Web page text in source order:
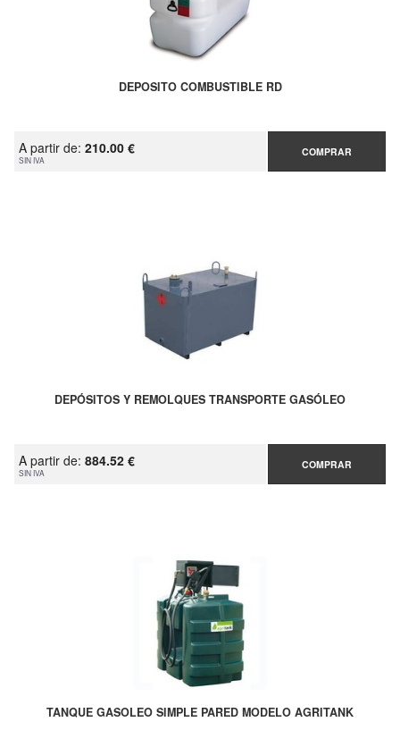
DEPOSITO COMBUSTIBLE RD
A partir de: 210.00 €
SIN IVA
COMPRAR
DEPÓSITOS Y REMOLQUES TRANSPORTE GASÓLEO
A partir de: 884.52 €
SIN IVA
COMPRAR
TANQUE GASOLEO SIMPLE PARED MODELO AGRITANK